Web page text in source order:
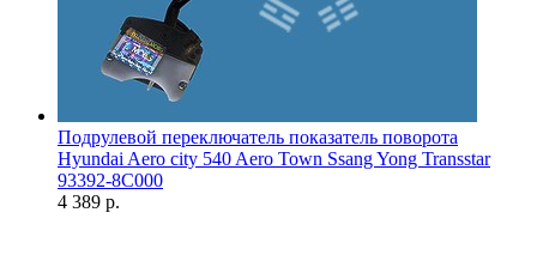
Подрулевой переключатель показатель поворота
Hyundai Aero city 540 Aero Town Ssang Yong Transstar
93392-8C000
4 389 р.